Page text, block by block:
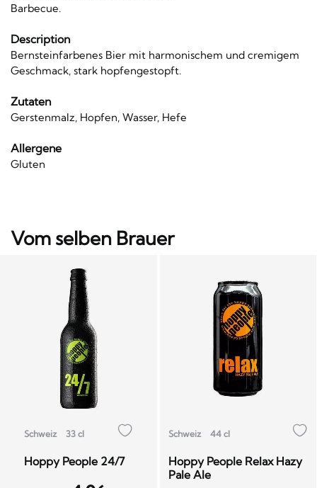
Barbecue.
Description
Bernsteinfarbenes Bier mit harmonischem und cremigem
Geschmack, stark hopfengestopft.
Zutaten
Gerstenmalz, Hopfen, Wasser, Hefe
Allergene
Gluten
Vom selben Brauer
Schweiz 33 cl
Hoppy People 24/7
Schweiz 44 cl
Hoppy People Relax Hazy
Pale Ale